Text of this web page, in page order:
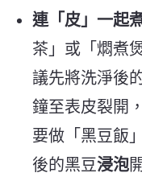
連「皮」一起
茶」或「燜煮
議先將洗淨後
鐘至表皮裂開
要做「黑豆飯
後的黑豆浸泡